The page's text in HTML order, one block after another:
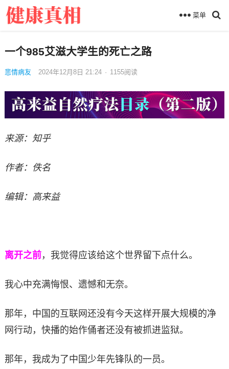
菜单
一个985艾滋大学生的死亡之路
悲情病友 2024年12月8日 21:24 · 1155阅读
来源：知乎
作者：佚名
编辑：高来益
离开之前，我觉得应该给这个世界留下点什么。
我心中充满悔恨、遗憾和无奈。
那年，中国的互联网还没有今天这样开展大规模的净
网行动，快播的始作俑者还没有被抓进监狱。
那年，我成为了中国少年先锋队的一员。